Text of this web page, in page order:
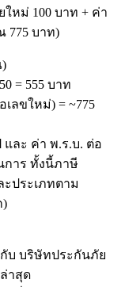
ใหม่ 100 บาท + ค่า
775 บาท)
= 555 บาท
ลขใหม่) = ~775
และ ค่า พ.ร.บ. ต่อ
การ ทั้งนี้ภาษี
ประเภทตาม
)
กับ บริษัทประกันภัย
าสุด